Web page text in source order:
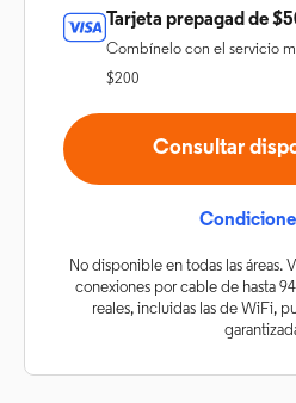
Tarjeta prepagad de
Combínelo con el servicio
$200
Consultar
No disponible en todas las áreas.
conexiones por cable de hasta
reales, incluidas las de WiFi,